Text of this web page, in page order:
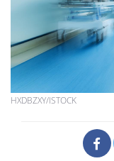
HXDBZXY/ISTOCK